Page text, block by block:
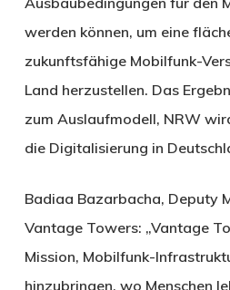
werden können, um eine
zukunftsfähige Mobilfunk-
Land herzustellen. Das
zum Auslaufmodell, NRW
die Digitalisierung in
Badiaa Bazarbacha, Deputy
Vantage Towers: „Vantage
Mission, Mobilfunk-
hinzubringen, wo Menschen